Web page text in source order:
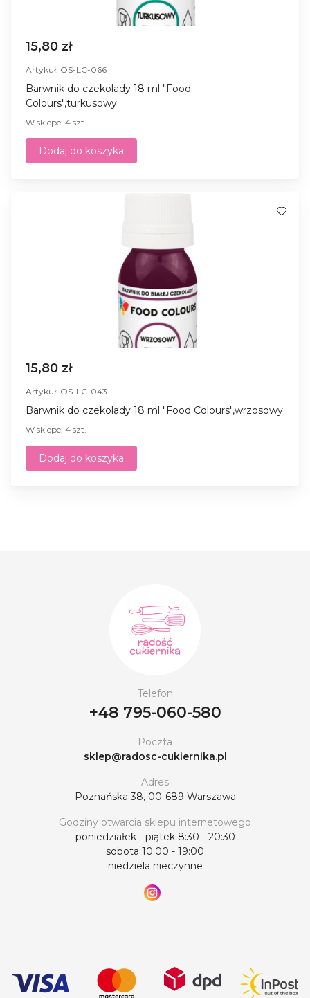
15,80 zł
Artykuł: OS-LC-066
Barwnik do czekolady 18 ml "Food
Colours",turkusowy
W sklepe: 4 szt.
Dodaj do koszyka
15,80 zł
Artykuł: OS-LC-043
Barwnik do czekolady 18 ml "Food Colours",wrzosowy
W sklepe: 4 szt.
Dodaj do koszyka
Telefon
+48 795-060-580
Poczta
sklep@radosc-cukiernika.pl
Adres
Poznańska 38, 00-689 Warszawa
Godziny otwarcia sklepu internetowego
poniedziałek - piątek 8:30 - 20:30
sobota 10:00 - 19:00
niedziela nieczynne